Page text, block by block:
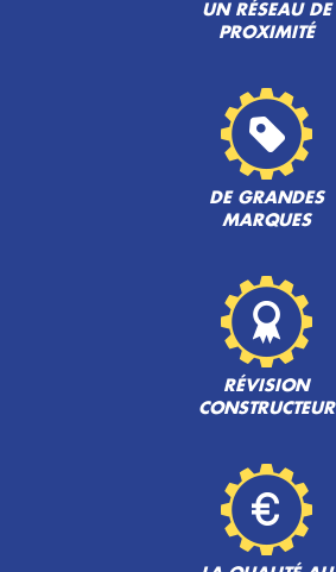
UN RÉSEAU DE
PROXIMITÉ
DE GRANDES
MARQUES
RÉVISION
CONSTRUCTEUR